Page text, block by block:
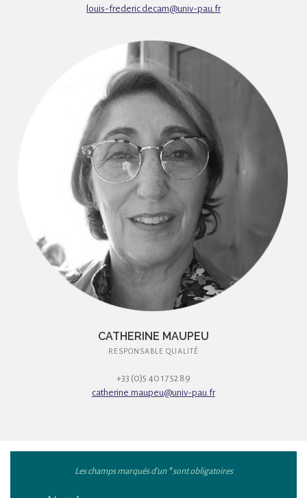
louis-frederic.decam@univ-pau.fr
CATHERINE MAUPEU
RESPONSABLE QUALITÉ
+33 (0)5 40 17 52 89
catherine.maupeu@univ-pau.fr
Les champs marqués d’un *sont obligatoires